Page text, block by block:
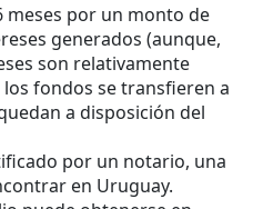
meses por un monto de
generados (aunque,
son relativamente
fondos se transfieren a
a disposición del
por un notario, una
en Uruguay.